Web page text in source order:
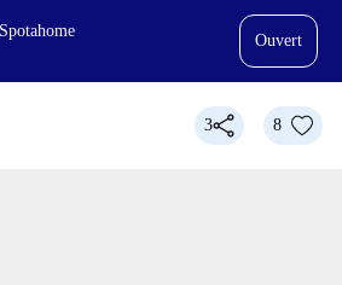
Ouvert
3 8